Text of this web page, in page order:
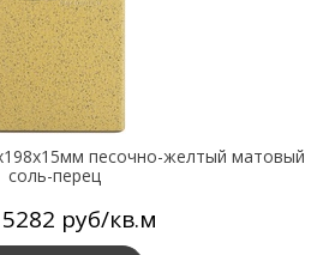
песочно-желтый матовый
соль-перец
5282 руб/кв.м